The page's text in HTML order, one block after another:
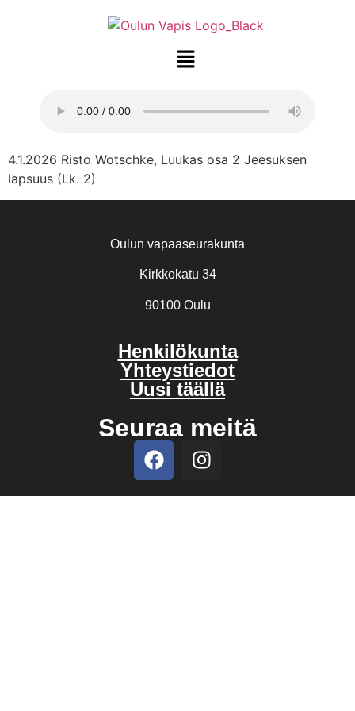
4.1.2026 Risto Wotschke, Luukas osa 2 Jeesuksen
lapsuus (Lk. 2)
Oulun vapaaseurakunta
Kirkkokatu 34
90100 Oulu
Henkilökunta
Yhteystiedot
Uusi täällä
Seuraa meitä